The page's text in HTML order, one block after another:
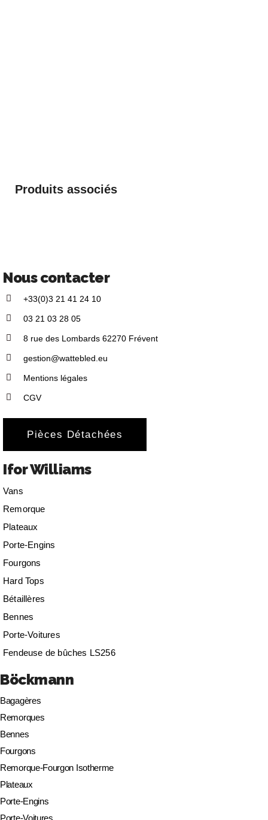
Produits associés
Nous contacter
+33(0)3 21 41 24 10
03 21 03 28 05
8 rue des Lombards 62270 Frévent
gestion@wattebled.eu
Mentions légales
CGV
Pièces Détachées
Ifor Williams
Vans
Remorque
Plateaux
Porte-Engins
Fourgons
Hard Tops
Bétaillères
Bennes
Porte-Voitures
Fendeuse de bûches LS256
Böckmann
Bagagères
Remorques
Bennes
Fourgons
Remorque-Fourgon Isotherme
Plateaux
Porte-Engins
Porte-Voitures